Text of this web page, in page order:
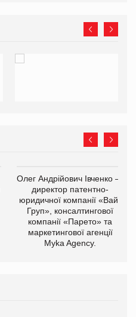
Олег Андрійович Івченко —
директор патентно-
юридичної компанії «Вайз
Груп», консалтингової
компанії «Парето» та
маркетингової агенції
Myka Agency.